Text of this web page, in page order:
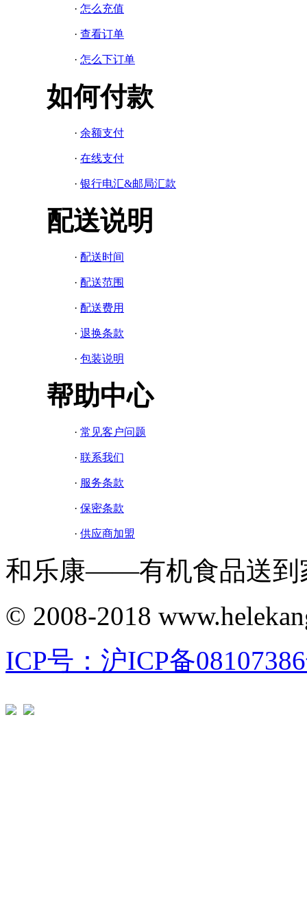
· 怎么充值
· 查看订单
· 怎么下订单
如何付款
· 余额支付
· 在线支付
· 银行电汇&邮局汇款
配送说明
· 配送时间
· 配送范围
· 配送费用
· 退换条款
· 包装说明
帮助中心
· 常见客户问题
· 联系我们
· 服务条款
· 保密条款
· 供应商加盟
和乐康——有机食品送到
© 2008-2018
ICP号：沪ICP备